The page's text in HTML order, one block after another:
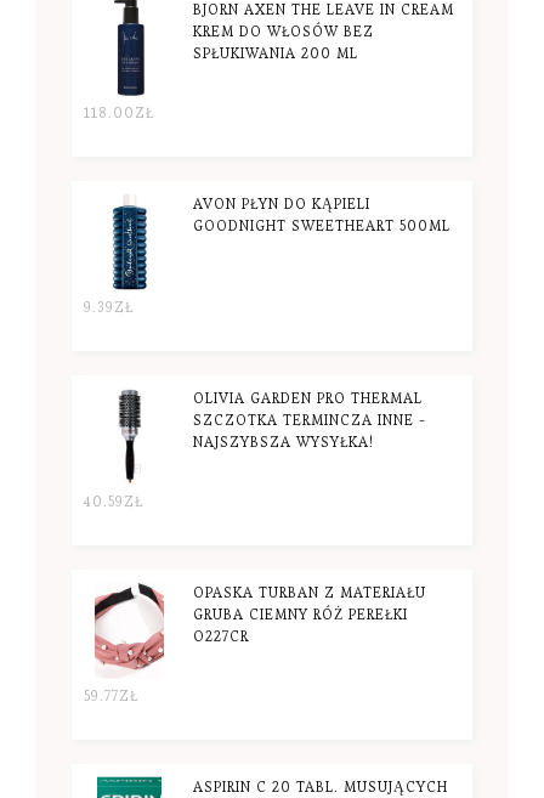
BJORN AXEN THE LEAVE IN CREAM
KREM DO WŁOSÓW BEZ
SPŁUKIWANIA 200 ML
118.00 ZŁ
AVON PŁYN DO KĄPIELI
GOODNIGHT SWEETHEART 500ML
9.39 ZŁ
OLIVIA GARDEN PRO THERMAL
SZCZOTKA TERMINCZA INNE -
NAJSZYBSZA WYSYŁKA!
40.59 ZŁ
OPASKA TURBAN Z MATERIAŁU
GRUBA CIEMNY RÓŻ PEREŁKI
O227CR
59.77ZŁ
ASPIRIN C 20 TABL. MUSUJĄCYCH